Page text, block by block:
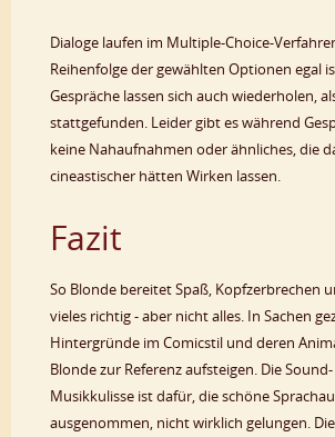
Dialoge laufen im Multiple-Choice-
Reihenfolge der gewählten Optionen egal
Gespräche lassen sich auch wiederholen,
stattgefunden. Leider gibt es während
keine Nahaufnahmen oder ähnliches, die
cineastischer hätten Wirken lassen.
Fazit
So Blonde bereitet Spaß, Kopfzerbrechen
vieles richtig - aber nicht alles. In Sachen
Hintergründe im Comicstil und deren
Blonde zur Referenz aufsteigen. Die
Musikkulisse ist dafür, die schöne
ausgenommen, nicht wirklich gelungen. Die